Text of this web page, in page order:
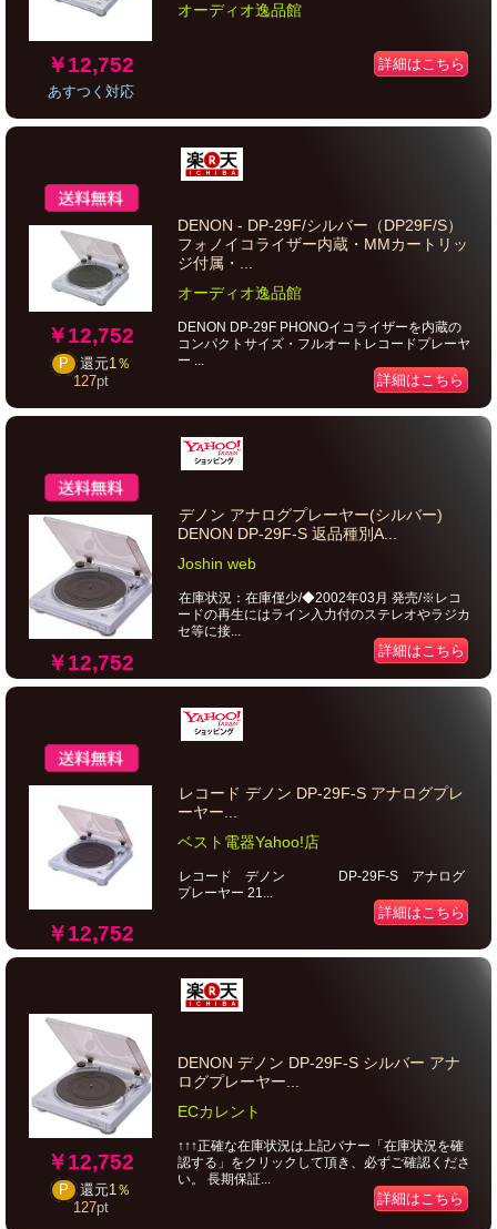
￥12,752
あすつく対応
オーディオ逸品館
詳細はこちら
￥12,752
P 還元1％
127pt
DENON - DP-29F/シルバー（DP29F/S）
フォノイコライザー内蔵・MMカートリッ
ジ付属・...
オーディオ逸品館
DENON DP-29F PHONOイコライザーを内蔵の
コンパクトサイズ・フルオートレコードプレーヤ
ー ...
詳細はこちら
￥12,752
デノン アナログプレーヤー(シルバー)
DENON DP-29F-S 返品種別A...
Joshin web
在庫状況：在庫僅少/◆2002年03月 発売/※レコ
ードの再生にはライン入力付のステレオやラジカ
セ等に接...
詳細はこちら
￥12,752
レコード デノン DP-29F-S アナログプレ
ーヤー...
ベスト電器Yahoo!店
レコード デノン DP-29F-S アナログ
プレーヤー 21...
詳細はこちら
￥12,752
P 還元1％
127pt
DENON デノン DP-29F-S シルバー アナ
ログプレーヤー...
ECカレント
↑↑↑正確な在庫状況は上記バナー「在庫状況を確
認する」をクリックして頂き、必ずご確認くださ
い。 長期保証...
詳細はこちら